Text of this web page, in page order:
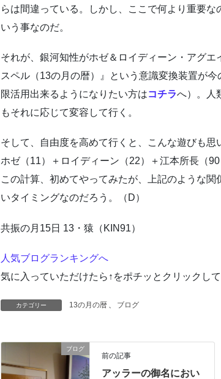
らは間違っている。しかし、ここで何より重要
いう事なのだ。
それが、銀河知性がホゼ＆ロイディーン・アグ
スペル（13の月の暦）』という意識変換装置が
限活用出来るようになりたい方はコチラへ）。人
もそれに応じて変容して行く。
そして、自由度を高めて行くと、こんな遊びも思
ホゼ（11）＋ロイディーン（22）＋江本所長（
この計算、初めてやってみたが、上記のような
いタイミングなのだろう。（D）
共振の月15日 13・猿（KIN91）
人気ブログランキングへ
気に入っていただけたら↑をポチッとクリックし
カテゴリー 13の月の暦 、 ブログ
ブログ
前の記事
アッラーの御名におい